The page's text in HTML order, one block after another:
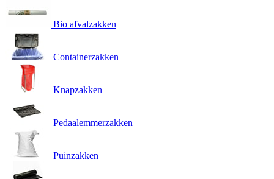
Bio afvalzakken
Containerzakken
Knapzakken
Pedaalemmerzakken
Puinzakken